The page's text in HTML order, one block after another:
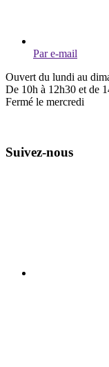
Par e-mail
Ouvert du lundi au
De 10h à 12h30 et de
Fermé le mercredi
Suivez-nous